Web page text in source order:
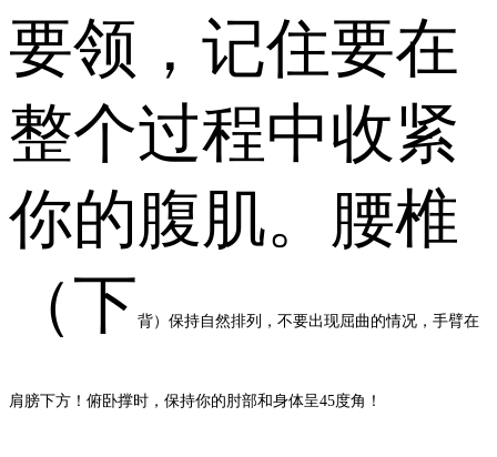
要领，记住要在
整个过程中收紧
你的腹肌。腰椎
（下背）保持自然排列，不要出现屈曲的情况，手臂在
肩膀下方！俯卧撑时，保持你的肘部和身体呈45度角！